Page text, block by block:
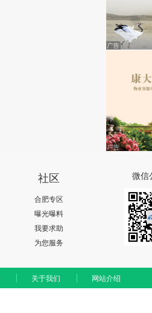
社区
合肥专区
曝光曝料
我要求助
为您服务
微信
关于我们 网站介绍